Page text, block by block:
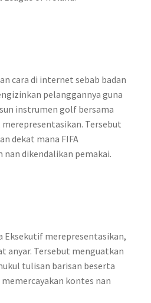
cara di internet sebab badan
pelanggannya guna
instrumen golf bersama
Tersebut
dekat mana FIFA
dikendalikan pemakai.
Eksekutif merepresentasikan,
anyar. Tersebut menguatkan
tulisan barisan beserta
kontes nan